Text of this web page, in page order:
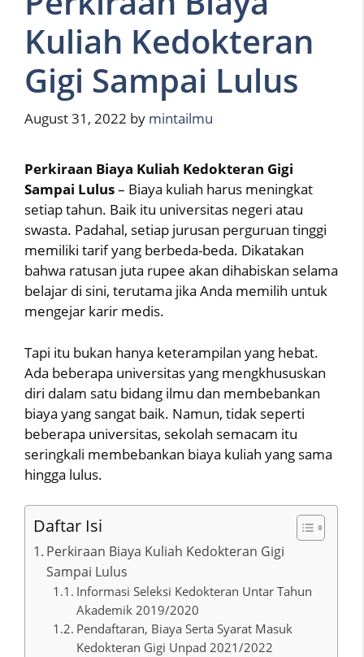
Kuliah Kedokteran
Gigi Sampai Lulus
August 31, 2022 by mintailmu
Perkiraan Biaya Kuliah Kedokteran Gigi
Sampai Lulus– Biaya kuliah harus meningkat
setiap tahun. Baik itu universitas negeri atau
swasta. Padahal, setiap jurusan perguruan tinggi
memiliki tarif yang berbeda-beda. Dikatakan
bahwa ratusan juta rupee akan dihabiskan selama
belajar di sini, terutama jika Anda memilih untuk
mengejar karir medis.
Tapi itu bukan hanya keterampilan yang hebat.
Ada beberapa universitas yang mengkhususkan
diri dalam satu bidang ilmu dan membebankan
biaya yang sangat baik. Namun, tidak seperti
beberapa universitas, sekolah semacam itu
seringkali membebankan biaya kuliah yang sama
hingga lulus.
Daftar Isi
Perkiraan Biaya Kuliah Kedokteran Gigi
Sampai Lulus
Informasi Seleksi Kedokteran Untar Tahun
Akademik 2019/2020
Pendaftaran, Biaya Serta Syarat Masuk
Kedokteran Gigi Unpad 2021/2022